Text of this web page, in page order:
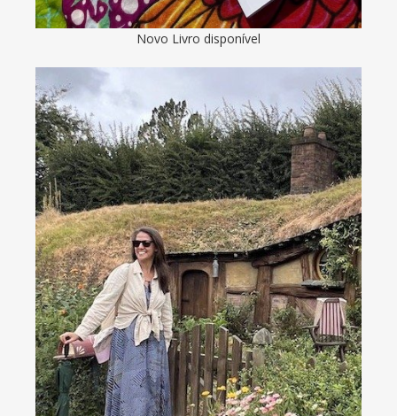
Novo Livro disponível